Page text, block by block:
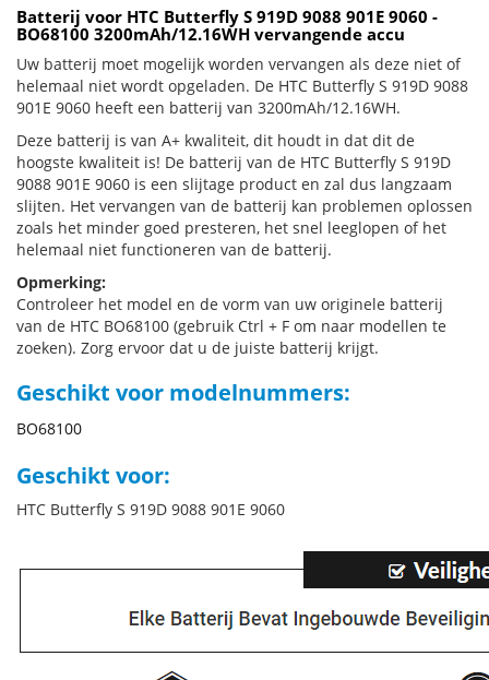
Batterij voor HTC Butterfly S 919D 9088 901E 9060 -
BO68100 3200mAh/12.16WH vervangende accu
Uw batterij moet mogelijk worden vervangen als deze niet of
helemaal niet wordt opgeladen. De HTC Butterfly S 919D 9088
901E 9060 heeft een batterij van 3200mAh/12.16WH.
Deze batterij is van A+ kwaliteit, dit houdt in dat dit de
hoogste kwaliteit is! De batterij van de HTC Butterfly S 919D
9088 901E 9060 is een slijtage product en zal dus langzaam
slijten. Het vervangen van de batterij kan problemen oplossen
zoals het minder goed presteren, het snel leeglopen of het
helemaal niet functioneren van de batterij.
Opmerking:
Controleer het model en de vorm van uw originele batterij
van de HTC BO68100 (gebruik Ctrl + F om naar modellen te
zoeken). Zorg ervoor dat u de juiste batterij krijgt.
Geschikt voor modelnummers:
BO68100
Geschikt voor:
HTC Butterfly S 919D 9088 901E 9060